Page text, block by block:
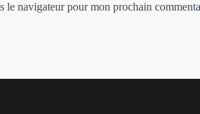
le navigateur pour mon prochain